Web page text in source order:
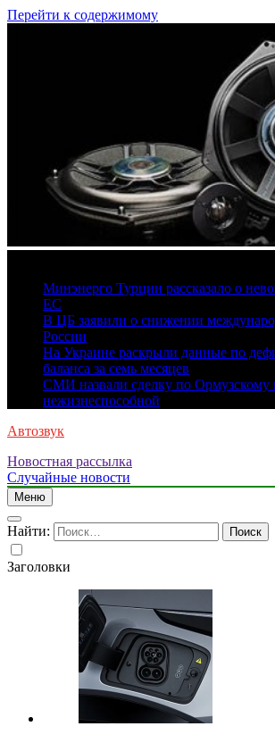
Перейти к содержимому
Минэнерго Турции рассказало о
ЕС
В ЦБ заявили о снижении
России
На Украине раскрыли данные по
баланса за семь месяцев
СМИ назвали сделку по Ормузскому
нежизнеспособной
Автозвук
Новостная рассылка
Случайные новости
Меню
Найти:
Заголовки